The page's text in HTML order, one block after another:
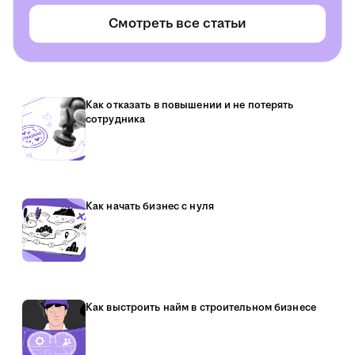
Смотреть все статьи
Как отказать в повышении и не потерять
сотрудника
Как начать бизнес с нуля
Как выстроить найм в строительном бизнесе